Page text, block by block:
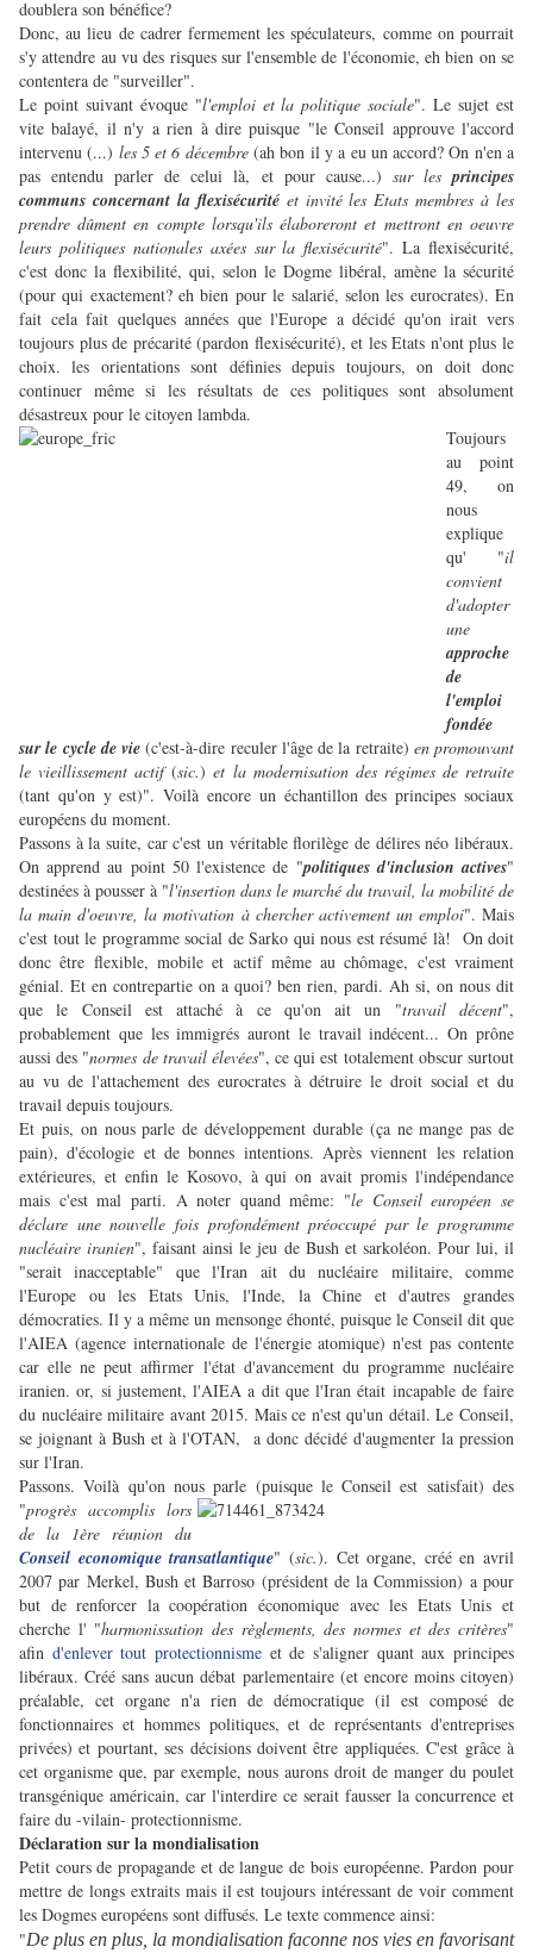
doublera son bénéfice?
Donc, au lieu de cadrer fermement les spéculateurs, comme on pourrait
s'y attendre au vu des risques sur l'ensemble de l'économie, eh bien on se
contentera de "surveiller".
Le point suivant évoque "l'emploi et la politique sociale". Le sujet est
vite balayé, il n'y a rien à dire puisque "le Conseil approuve l'accord
intervenu (...) les 5 et 6 décembre(ah bon il y a eu un accord? On n'en a
pas entendu parler de celui là, et pour cause...) sur lesprincipes
communs concernant la flexisécuritéet invité les Etats membres à les
prendre dûment en compte lorsqu'ils élaboreront et mettront en oeuvre
leurs politiques nationales axées sur la flexisécurité". La flexisécurité,
c'est donc la flexibilité, qui, selon le Dogme libéral, amène la sécurité
(pour qui exactement? eh bien pour le salarié, selon les eurocrates). En
fait cela fait quelques années que l'Europe a décidé qu'on irait vers
toujours plus de précarité (pardon flexisécurité), et les Etats n'ont plus le
choix. les orientations sont définies depuis toujours, on doit donc
continuer même si les résultats de ces politiques sont absolument
désastreux pour le citoyen lambda.
Toujours
au point
49, on
nous
explique
qu' "il
convient
d'adopter
une
approche
de
l'emploi
fondée
sur le cycle de vie (c'est-à-dire reculer l'âge de la retraite) en promouvant
le vieillissement actif(sic.)et la modernisation des régimes de retraite
(tant qu'on y est)". Voilà encore un échantillon des principes sociaux
européens du moment.
Passons à la suite, car c'est un véritable florilège de délires néo libéraux.
On apprend au point 50 l'existence de "politiques d'inclusion actives"
destinées à pousser à "l'insertion dans le marché du travail, la mobilité de
la main d'oeuvre, la motivation à chercher activement un emploi". Mais
c'est tout le programme social de Sarko qui nous est résumé là! On doit
donc être flexible, mobile et actif même au chômage, c'est vraiment
génial. Et en contrepartie on a quoi? ben rien, pardi. Ah si, on nous dit
que le Conseil est attaché à ce qu'on ait un "travail décent",
probablement que les immigrés auront le travail indécent... On prône
aussi des "normes de travail élevées", ce qui est totalement obscur surtout
au vu de l'attachement des eurocrates à détruire le droit social et du
travail depuis toujours.
Et puis, on nous parle de développement durable (ça ne mange pas de
pain), d'écologie et de bonnes intentions. Après viennent les relation
extérieures, et enfin le Kosovo, à qui on avait promis l'indépendance
mais c'est mal parti. A noter quand même: "le Conseil européen se
déclare une nouvelle fois profondément préoccupé par le programme
nucléaire iranien", faisant ainsi le jeu de Bush et sarkoléon. Pour lui, il
"serait inacceptable" que l'Iran ait du nucléaire militaire, comme
l'Europe ou les Etats Unis, l'Inde, la Chine et d'autres grandes
démocraties. Il y a même un mensonge éhonté, puisque le Conseil dit que
l'AIEA (agence internationale de l'énergie atomique) n'est pas contente
car elle ne peut affirmer l'état d'avancement du programme nucléaire
iranien. or, si justement, l'AIEA a dit que l'Iran était incapable de faire
du nucléaire militaire avant 2015. Mais ce n'est qu'un détail. Le Conseil,
se joignant à Bush et à l'OTAN, a donc décidé d'augmenter la pression
sur l'Iran.
Passons. Voilà qu'on nous parle (puisque le Conseil est satisfait) des
"progrès accomplis lors
de la 1ère réunion du
Conseil economique transatlantique" (sic.). Cet organe, créé en avril
2007 par Merkel, Bush et Barroso (président de la Commission) a pour
but de renforcer la coopération économique avec les Etats Unis et
cherche l' "harmonissation des règlements, des normes et des critères"
afin d'enlever tout protectionnisme et de s'aligner quant aux principes
libéraux. Créé sans aucun débat parlementaire (et encore moins citoyen)
préalable, cet organe n'a rien de démocratique (il est composé de
fonctionnaires et hommes politiques, et de représentants d'entreprises
privées) et pourtant, ses décisions doivent être appliquées. C'est grâce à
cet organisme que, par exemple, nous aurons droit de manger du poulet
transgénique américain, car l'interdire ce serait fausser la concurrence et
faire du -vilain- protectionnisme.
Déclaration sur la mondialisation
Petit cours de propagande et de langue de bois européenne. Pardon pour
mettre de longs extraits mais il est toujours intéressant de voir comment
les Dogmes européens sont diffusés. Le texte commence ainsi:
"De plus en plus, la mondialisation faconne nos vies en favorisant